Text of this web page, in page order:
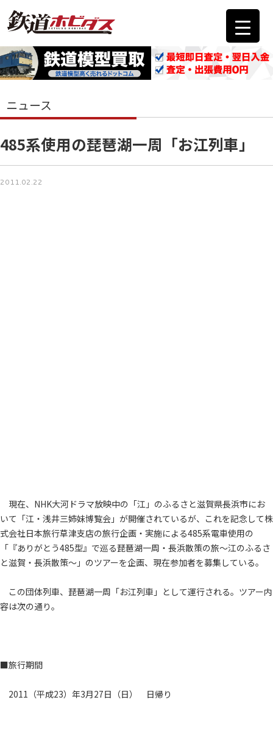
ニュース
485系使用の琵琶湖一周「お江列車」
2011.02.22
現在、NHK大河ドラマ放映中の「江」のふるさと滋賀県長浜市にお
いて「江・浅井三姉妹博覧会」が開催されているが、これを記念して株
式会社日本旅行草津支店の旅行企画・実施による485系電車使用の
「『ありがとう485型』で巡る琵琶湖一周・長浜散策の旅～江のふるさ
と滋賀・長浜散策～」のツアーを企画、現在参加者を募集している。
この団体列車、琵琶湖一周「お江列車」として運行される。ツアー内
容は次の通り。
■旅行期間
2011（平成23）年3月27日（日） 日帰り